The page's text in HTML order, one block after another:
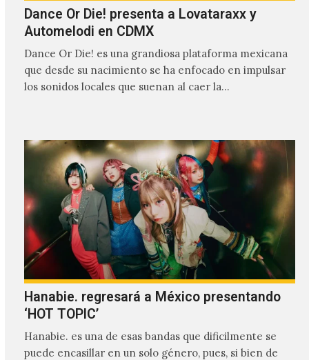
Dance Or Die! presenta a Lovataraxx y
Automelodi en CDMX
Dance Or Die! es una grandiosa plataforma mexicana
que desde su nacimiento se ha enfocado en impulsar
los sonidos locales que suenan al caer la…
Hanabie. regresará a México presentando
‘HOT TOPIC’
Hanabie. es una de esas bandas que dificilmente se
puede encasillar en un solo género, pues, si bien de